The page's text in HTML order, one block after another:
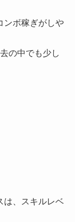
ンボ稼ぎがしや
の中でも少し
は、スキルレベ